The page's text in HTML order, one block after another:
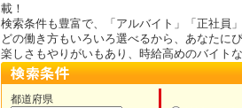
載！
検索条件も豊富で、「アルバイト」「正社員
どの働き方もいろいろ選べるから、あなたに
楽しさもやりがいもあり、時給高めのバイト
都道府県